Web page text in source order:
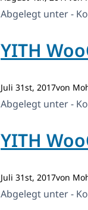
Abgelegt unter -
YITH
Juli 31st, 2017von
Abgelegt unter -
YITH
Juli 31st, 2017von
Abgelegt unter -